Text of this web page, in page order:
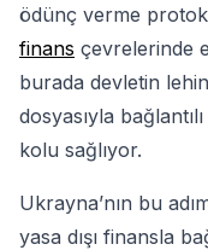
ödünç verme
finans çevrelerinde
burada devletin
dosyasıyla
kolu sağlıyor.
Ukrayna’nın bu
yasa dışı finansla